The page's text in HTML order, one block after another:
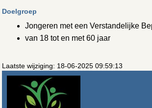
Doelgroep
Jongeren met een Verstandelijke
van 18 tot en met 60 jaar
Laatste wijziging: 18-06-2025 09:59:13